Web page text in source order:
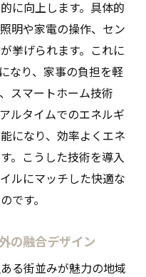
に向上します。具体的
明や家電の操作、セン
挙げられます。これに
なり、家事の負担を軽
スマートホーム技術
ルタイムでのエネルギ
になり、効率よくエネ
。こうした技術を導入
ルにマッチした快適な
です。
の融合デザイン
る街並みが魅力の地域